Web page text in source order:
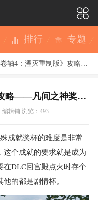
排行 专题
灭重制版》攻略——凡间之神奖杯成就攻略分享
《上古卷轴4：湮灭重制版》攻略——凡间之神奖杯成就攻略分享
编辑铺 浏览：493
成就奖杯的难度是非常
这个成就的要求就是成为
在DLC回宫殿点火时存个
的都是剧情杯。